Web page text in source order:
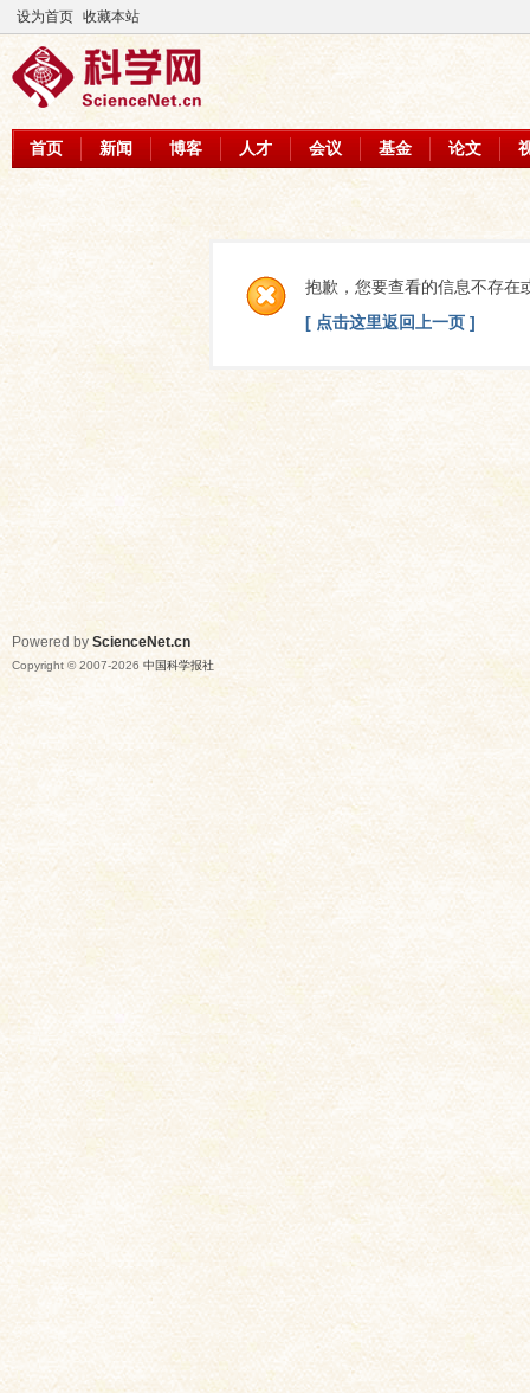
设为首页 收藏本站
首页 新闻 博客 人才 会议 基金 论文
抱歉，您要查看的信息不存在
[ 点击这里返回上一页 ]
Powered by ScienceNet.cn
Copyright © 2007-2026 中国科学报社